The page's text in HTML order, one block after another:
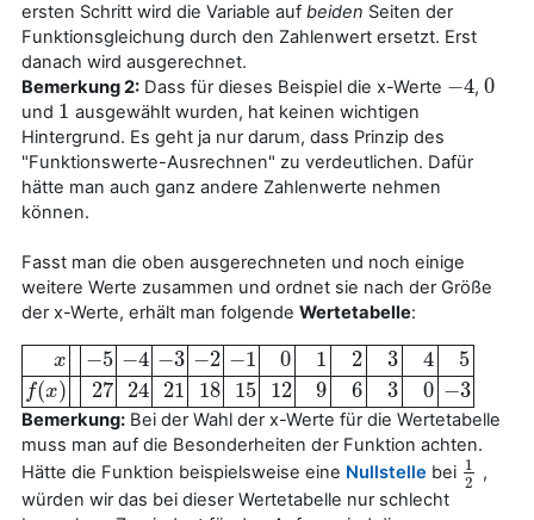
ersten Schritt wird die Variable auf beiden Seiten der
Funktionsgleichung durch den Zahlenwert ersetzt. Erst
danach wird ausgerechnet.
Bemerkung 2: Dass für dieses Beispiel die x-Werte −4
−4 ,0
0
und 1
1 ausgewählt wurden, hat keinen wichtigen
Hintergrund. Es geht ja nur darum, dass Prinzip des
"Funktionswerte-Ausrechnen" zu verdeutlichen. Dafür
hätte man auch ganz andere Zahlenwerte nehmen
können.
Fasst man die oben ausgerechneten und noch einige
weitere Werte zusammen und ordnet sie nach der Größe
der x-Werte, erhält man folgende Wertetabelle:
x
x −5
−5 −4
−4 −3
−3 −2
−2 −1
−1 0
0 1
1 2
2 3
3 4
4 5
5
f(x)
f(x) 27
27 24
24 21
21 18
18 15
15 12
12 9
9 6
6 3
3 0
0 −3
−3
Bemerkung: Bei der Wahl der x-Werte für die Wertetabelle
muss man auf die Besonderheiten der Funktion achten.
Hätte die Funktion beispielsweise eine Nullstelle bei 1
2
12 ,
würden wir das bei dieser Wertetabelle nur schlecht